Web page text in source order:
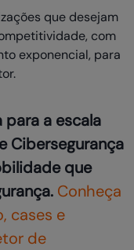
que desejam
com
exponencial, para
a escala
Cibersegurança
que
Conheça
cases e
de